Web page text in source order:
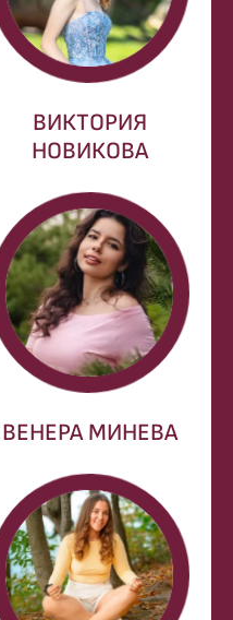
ВИКТОРИЯ
НОВИКОВА
ВЕНЕРА МИНЕВА